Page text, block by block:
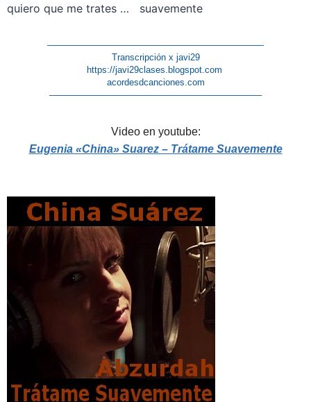
quiero que me trates … suavemente
————————————————————————
Transcripción x javi29
https://javi29clases.blogspot.com
acordesdcanciones.com
———————————————————————–
Video en youtube:
Eugenia «China» Suarez – Trátame Suavemente